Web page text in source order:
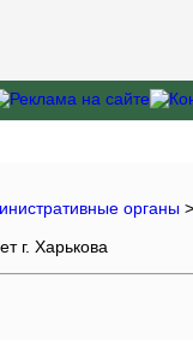
органы
г. Харькова